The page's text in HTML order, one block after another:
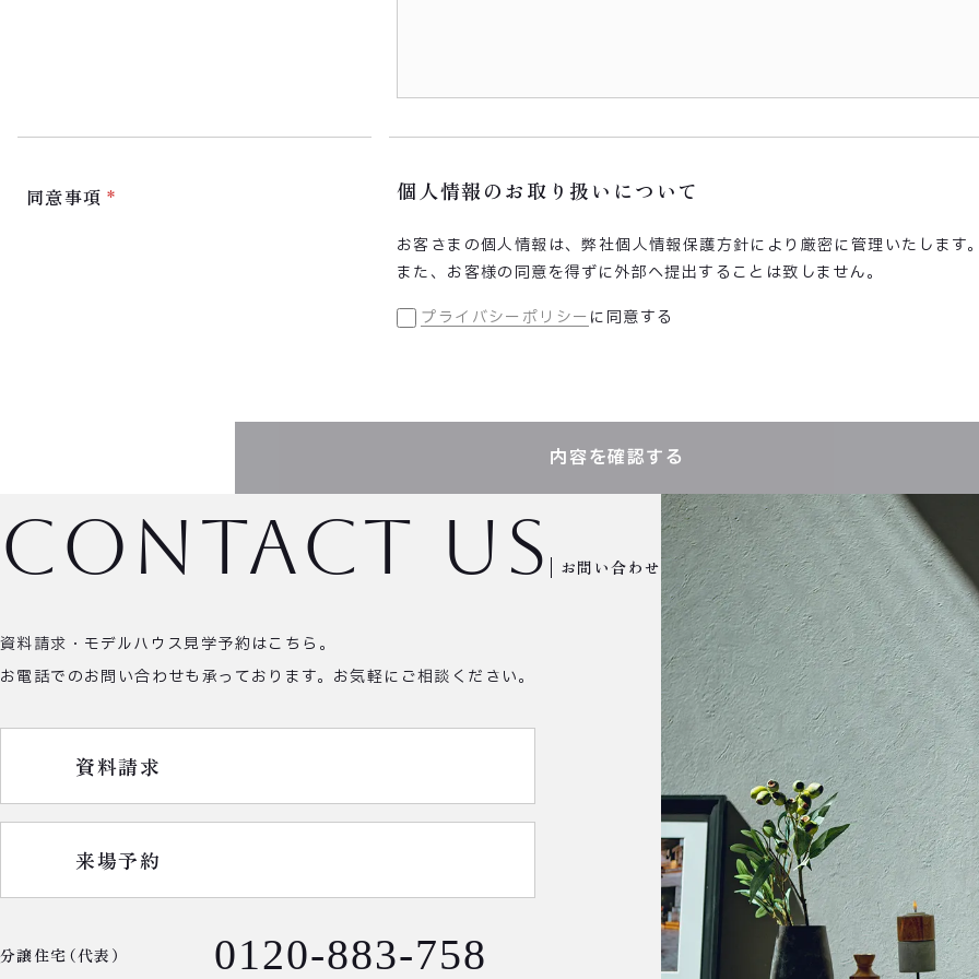
同意事項 個人情報のお取り扱いについて
お客さまの個人情報は、弊社個人情報保護方針により厳密に管理いたします
また、お客様の同意を得ずに外部へ提出することは致しません。
プライバシーポリシー に同意する
内容を確認する
お問い合わせ
contact us
資料請求・モデルハウス見学予約はこちら。
お電話でのお問い合わせも承っております。 お気軽にご相談ください。
資料請求
来場予約
分譲住宅（代表） 0120-883-758